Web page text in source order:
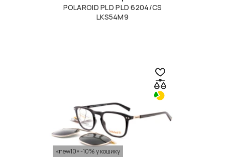
POLAROID PLD PLD 6204/CS
LKS54M9
«new10» -10% у кошику